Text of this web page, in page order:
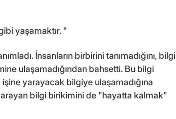
yaşamaktır. "
İnsanların birbirini tanımadığını, bilgi
ulaşamadığından bahsetti. Bu bilgi
yarayacak bilgiye ulaşamadığına
bilgi birikimini de "hayatta kalmak"